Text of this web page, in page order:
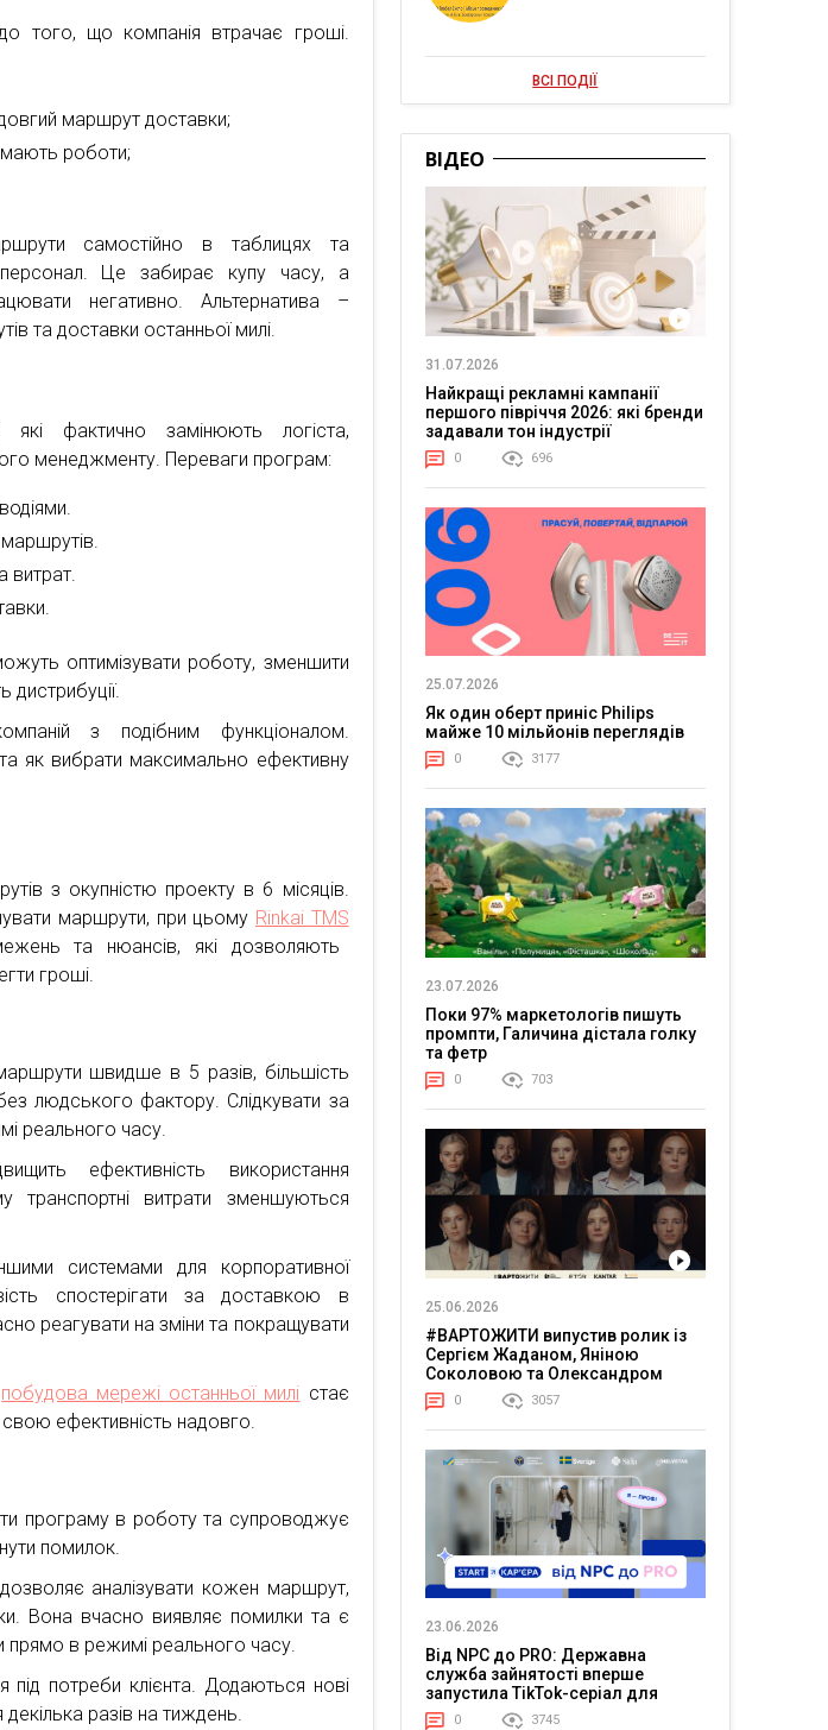
того, що компанія втрачає гроші.
маршрут доставки;
мають роботи;
самостійно в таблицях та
персонал. Це забирає купу часу, а
негативно. Альтернатива –
та доставки останньої милі.
які фактично замінюють логіста,
менеджменту. Переваги програм:
витрат.
оптимізувати роботу, зменшити
дистрибуції.
з подібним функціоналом.
як вибрати максимально ефективну
з окупністю проекту в 6 місяців.
маршрути, при цьому Rinkai TMS
та нюансів, які дозволяють
гроші.
швидше в 5 разів, більшість
людського фактору. Слідкувати за
реального часу.
ефективність використання
витрати зменшуються
системами для корпоративної
спостерігати за доставкою в
реагувати на зміни та покращувати
побудова мережі останньої милі стає
ефективність надовго.
програму в роботу та супроводжує
помилок.
аналізувати кожен маршрут,
Вона вчасно виявляє помилки та є
прямо в режимі реального часу.
під потреби клієнта. Додаються нові
разів на тиждень.
ВСІ ПОДІЇ
ВІДЕО
31.07.2026
Найкращі рекламні кампанії
першого півріччя 2026: які бренди
задавали тон індустрії
0 696
25.07.2026
Як один оберт приніс Philips
майже 10 мільйонів переглядів
0 3177
23.07.2026
Поки 97% маркетологів пишуть
промпти, Галичина дістала голку
та фетр
0 703
25.06.2026
#ВАРТОЖИТИ випустив ролик із
Сергієм Жаданом, Яніною
Соколовою та Олександром
Тереном про життя в постійній
напрузі
0 3057
23.06.2026
Від NPC до PRO: Державна
служба зайнятості вперше
запустила TikTok-серіал для
молоді
0 3745